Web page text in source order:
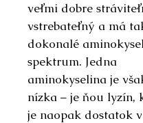
veľmi dobre
vstrebateľný a má
dokonalé
spektrum. Jedna
aminokyselina je
nízka – je ňou lyzín,
je naopak dostatok v